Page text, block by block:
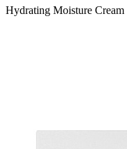
Hydrating Moisture Cream